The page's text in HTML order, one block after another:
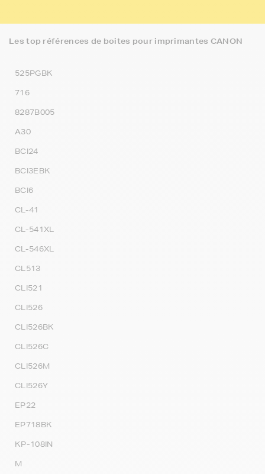
Les top références de boites pour imprimantes CANON
525PGBK
716
8287B005
A30
BCI24
BCI3EBK
BCI6
CL-41
CL-541XL
CL-546XL
CL513
CLI521
CLI526
CLI526BK
CLI526C
CLI526M
CLI526Y
EP22
EP718BK
KP-108IN
M